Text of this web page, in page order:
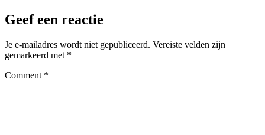
Geef een reactie
Je e-mailadres wordt niet gepubliceerd. Vereiste velden zijn
gemarkeerd met *
Comment *